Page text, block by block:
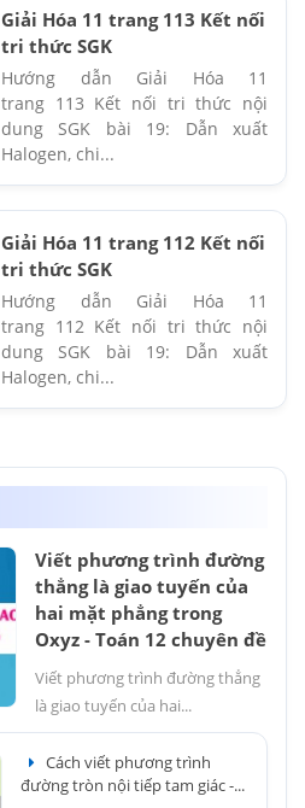
Giải Hóa 11 trang 113 Kết nối
tri thức SGK
Hướng dẫn Giải Hóa 11
trang 113 Kết nối tri thức nội
dung SGK bài 19: Dẫn xuất
Halogen, chi...
Giải Hóa 11 trang 112 Kết nối
tri thức SGK
Hướng dẫn Giải Hóa 11
trang 112 Kết nối tri thức nội
dung SGK bài 19: Dẫn xuất
Halogen, chi...
Viết phương trình đường
thẳng là giao tuyến của
hai mặt phẳng trong
Oxyz - Toán 12 chuyên đề
Viết phương trình đường thẳng
là giao tuyến của hai...
Cách viết phương trình
đường tròn nội tiếp tam giác -...